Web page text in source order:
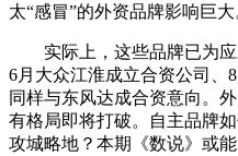
太“感冒”的外资品牌影响巨大
实际上，这些品牌已为
6月大众江淮成立合资公司、
同样与东风达成合资意向。
有格局即将打破。自主品牌
攻城略地？本期《数说》或能